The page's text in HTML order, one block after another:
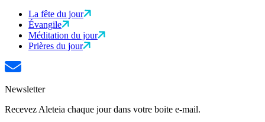
La fête du jour
Évangile
Méditation du jour
Prières du jour
Newsletter
Recevez Aleteia chaque jour dans votre boite e-mail.